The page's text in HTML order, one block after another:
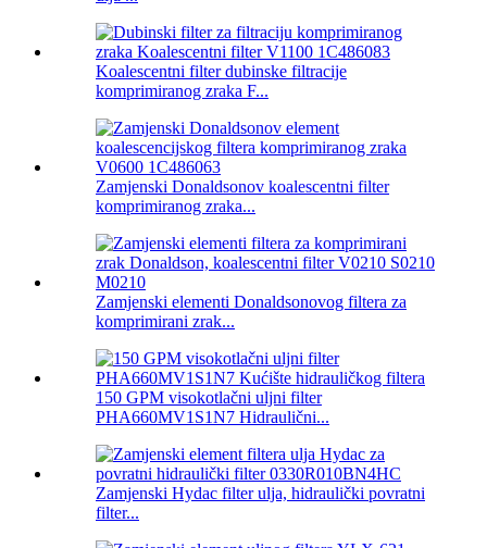
Koalescentni filter dubinske filtracije
komprimiranog zraka F...
Zamjenski Donaldsonov koalescentni filter
komprimiranog zraka...
Zamjenski elementi Donaldsonovog filtera za
komprimirani zrak...
150 GPM visokotlačni uljni filter
PHA660MV1S1N7 Hidraulični...
Zamjenski Hydac filter ulja, hidraulički povratni
filter...